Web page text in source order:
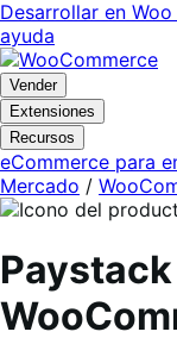
Ir
a
navegación
Saltar
al
contenido
Desarrollar en Woo
ayuda
Vender
Extensiones
Recursos
eCommerce para
Mercado /